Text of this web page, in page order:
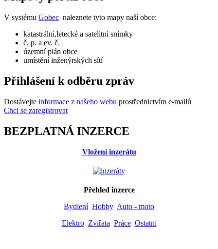
V systému Gobec naleznete tyto mapy naší obce:
katastrální,letecké a satelitní snímky
č. p. a ev. č.
územní plán obce
umístění inženýrských sítí
Přihlášení k odběru zpráv
Dostávejte informace z našeho webu prostřednictvím e-mailů
Chci se zaregistrovat
BEZPLATNÁ INZERCE
Vložení inzerátu
Přehled inzerce
Bydlení Hobby Auto - moto
Elektro Zvířata Práce Ostatní